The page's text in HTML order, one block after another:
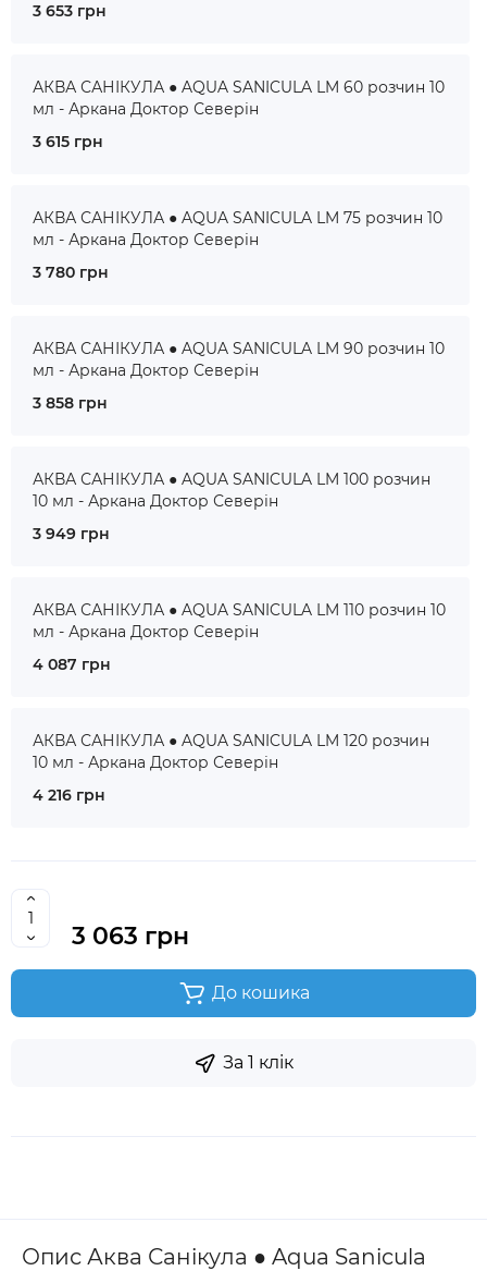
3 653 грн
АКВА САНІКУЛА ● AQUA SANICULA LM 60 розчин 10
мл - Аркана Доктор Северін
3 615 грн
АКВА САНІКУЛА ● AQUA SANICULA LM 75 розчин 10
мл - Аркана Доктор Северін
3 780 грн
АКВА САНІКУЛА ● AQUA SANICULA LM 90 розчин 10
мл - Аркана Доктор Северін
3 858 грн
АКВА САНІКУЛА ● AQUA SANICULA LM 100 розчин
10 мл - Аркана Доктор Северін
3 949 грн
АКВА САНІКУЛА ● AQUA SANICULA LM 110 розчин 10
мл - Аркана Доктор Северін
4 087 грн
АКВА САНІКУЛА ● AQUA SANICULA LM 120 розчин
10 мл - Аркана Доктор Северін
4 216 грн
3 063 грн
До кошика
За 1 клік
Опис Аква Санікула ● Aqua Sanicula